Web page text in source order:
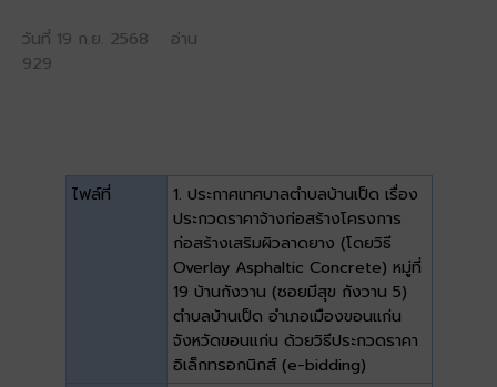
วันที่ 19 ก.ย. 2568 อ่าน
929
ไฟล์ที่
1. ประกาศเทศบาลตำบลบ้านเป็ด เรื่อง
ประกวดราคาจ้างก่อสร้างโครงการ
ก่อสร้างเสริมผิวลาดยาง (โดยวิธี
Overlay Asphaltic Concrete) หมู่ที่
19 บ้านกังวาน (ซอยมีสุข กังวาน 5)
ตำบลบ้านเป็ด อำเภอเมืองขอนแก่น
จังหวัดขอนแก่น ด้วยวิธีประกวดราคา
อิเล็กทรอกนิกส์ (e-bidding)